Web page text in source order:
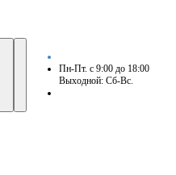
Пн-Пт. с 9:00 до 18:00
Выходной: Сб-Вс.